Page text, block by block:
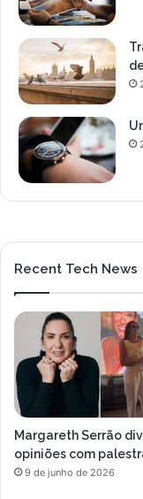
Recent Tech News
Margareth Serrão
opiniões com
9 de junho de 2026